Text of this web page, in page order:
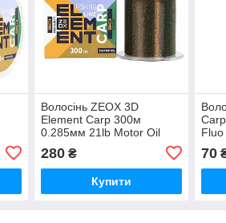
Волосінь ZEOX 3D
Element Carp 300м
0.285мм 21lb Motor Oil
280₴
Купити
70